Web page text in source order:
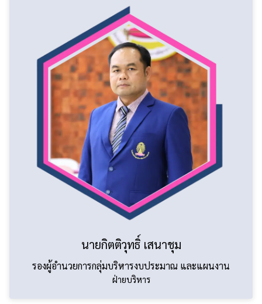
นายกิตติวุทธิ์ เสนาชุม
รองผู้อำนวยการกลุ่มบริหารงบประมาณ และแผนงาน
ฝ่ายบริหาร